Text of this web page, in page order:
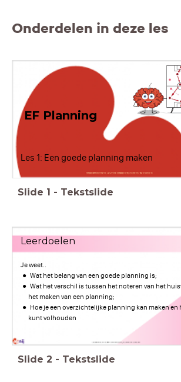
Onderdelen in deze les
EF Planning
Les 1: Een goede planning maken
Slide 1 - Tekstslide
Leerdoelen
Je weet..
Wat het belang van een goede planning is;
Wat het verschil is tussen het noteren van het
het maken van een planning;
Hoe je een overzichtelijke planning kan maken en
kunt volhouden
Slide 2 - Tekstslide